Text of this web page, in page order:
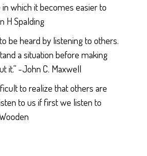
which it becomes easier to
H Spalding
be heard by listening to others.
a situation before making
it.” -John C. Maxwell
to realize that others are
to us if first we listen to